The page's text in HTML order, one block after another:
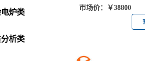
炉类
析类
市场价：￥38800